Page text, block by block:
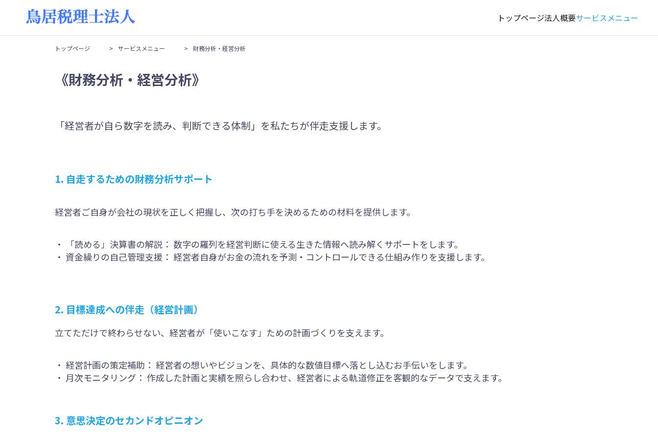
トップページ法人概要サービスメニュー
トップページ > サービスメニュー > 財務分析・経営分析
《財務分析・経営分析》
「経営者が自ら数字を読み、判断できる体制」を私たちが伴走支援します。
1. 自走するための財務分析サポート
経営者ご自身が会社の現状を正しく把握し、次の打ち手を決めるための材料を提供します。
・
「読める」決算書の解説： 数字の羅列を経営判断に使える生きた情報へ読み解くサポートをします。
・ 資金繰りの自己管理支援： 経営者自身がお金の流れを予測・コントロールできる仕組み作りを支援します。
2. 目標達成への伴走（経営計画）
立てただけで終わらせない、経営者が「使いこなす」ための計画づくりを支えます。
・ 経営計画の策定補助： 経営者の想いやビジョンを、具体的な数値目標へ落とし込むお手伝いをします。
・ 月次モニタリング： 作成した計画と実績を照らし合わせ、経営者による軌道修正を客観的なデータで支えます。
3. 意思決定のセカンドオピニオン